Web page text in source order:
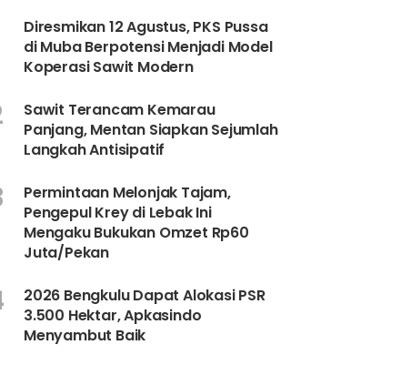
Diresmikan 12 Agustus, PKS Pussa
di Muba Berpotensi Menjadi Model
Koperasi Sawit Modern
Sawit Terancam Kemarau
Panjang, Mentan Siapkan Sejumlah
Langkah Antisipatif
Permintaan Melonjak Tajam,
Pengepul Krey di Lebak Ini
Mengaku Bukukan Omzet Rp60
Juta/Pekan
2026 Bengkulu Dapat Alokasi PSR
3.500 Hektar, Apkasindo
Menyambut Baik